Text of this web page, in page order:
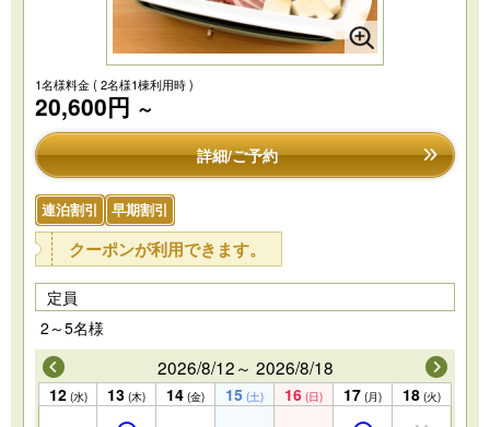
1名様料金( 2名様1棟利用時 )
20,600円 ～
詳細/ご予約
連泊割引 早期割引
クーポンが利用できます。
定員
2～5名様
2026/8/12～ 2026/8/18
12 (水) 13 (木) 14 (金) 15 (土) 16 (日) 17 (月) 18 (火)